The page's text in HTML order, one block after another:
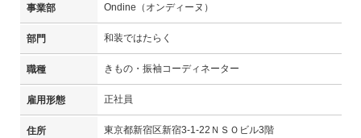
事業部 Ondine（オンディーヌ）
部門 和装ではたらく
職種 きもの・振袖コーディネーター
雇用形態 正社員
住所 東京都新宿区新宿3-1-22ＮＳＯビル3階